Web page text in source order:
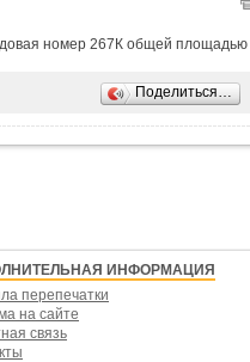
номер 267К общей
Поделиться…
ИНФОРМАЦИЯ
перепечатки
на сайте
связь